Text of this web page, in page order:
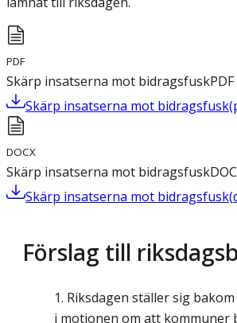
PDF
Skärp insatserna mot bidragsfuskPDF
Skärp insatserna mot bidragsfusk(
DOCX
Skärp insatserna mot bidragsfusk
Skärp insatserna mot bidragsfusk(
Förslag till
Riksdagen ställer sig
i motionen om att kommuner